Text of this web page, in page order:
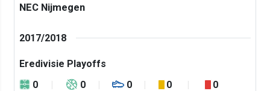
NEC Nijmegen
2017/2018
Eredivisie Playoffs
0
0 0 0 0